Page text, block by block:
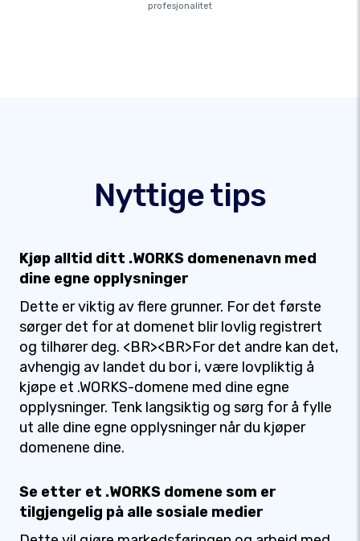
profesjonalitet
Nyttige tips
Kjøp alltid ditt .WORKS domenenavn med
dine egne opplysninger
Dette er viktig av flere grunner. For det første
sørger det for at domenet blir lovlig registrert
og tilhører deg. <BR><BR>For det andre kan det,
avhengig av landet du bor i, være lovpliktig å
kjøpe et .WORKS-domene med dine egne
opplysninger. Tenk langsiktig og sørg for å fylle
ut alle dine egne opplysninger når du kjøper
domenene dine.
Se etter et .WORKS domene som er
tilgjengelig på alle sosiale medier